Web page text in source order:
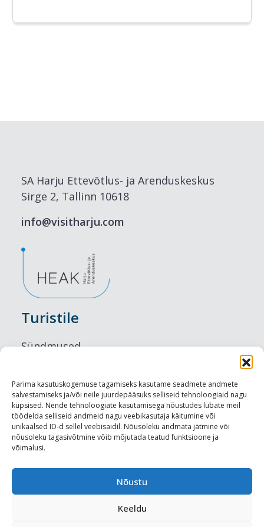
Parima kasutuskogemuse tagamiseks kasutame seadmete andmete
salvestamiseks ja/või neile juurdepääsuks selliseid tehnoloogiaid nagu
küpsised. Nende tehnoloogiate kasutamisega nõustudes lubate meil
töödelda selliseid andmeid nagu veebikasutaja käitumine või
unikaalsed ID-d sellel veebisaidil. Nõusoleku andmata jätmine või
nõusoleku tagasivõtmine võib mõjutada teatud funktsioone ja
võimalusi.
Nõustu
Keeldu
SA Harju Ettevõtlus- ja Arenduskeskus
Sirge 2, Tallinn 10618
info@visitharju.com
Turistile
Sündmused
Maitseelamused
Vaatamisväärsused
Visit Tallinn
Turismiprofessionaalile
Harju-, Rapla- ja Läänemaa DMO